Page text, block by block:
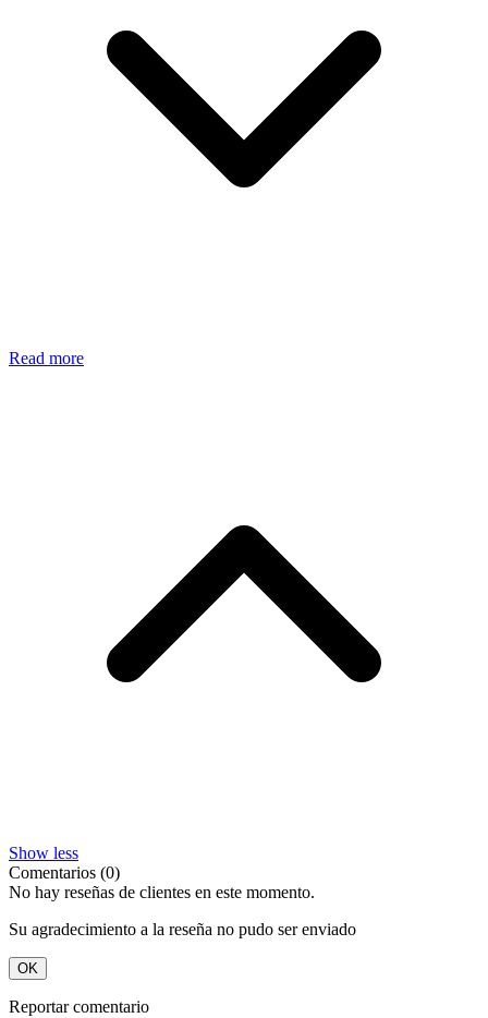
Read more
Show less
Comentarios (0)
No hay reseñas de clientes en este momento.
Su agradecimiento a la reseña no pudo ser enviado
OK
Reportar comentario